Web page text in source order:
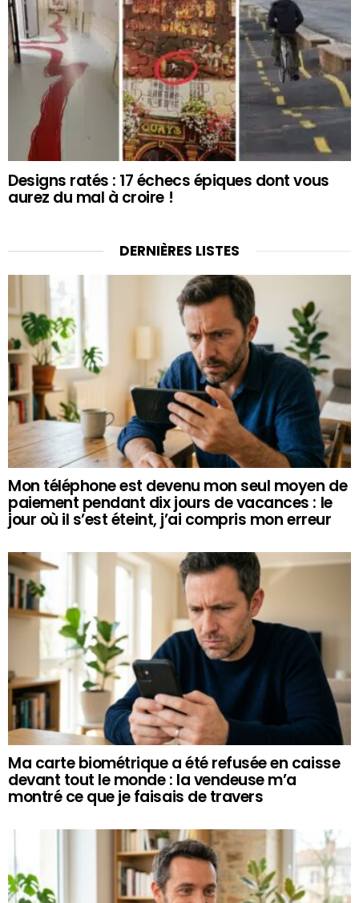
Designs ratés : 17 échecs épiques dont vous
aurez du mal à croire !
DERNIÈRES LISTES
Mon téléphone est devenu mon seul moyen de
paiement pendant dix jours de vacances : le
jour où il s’est éteint, j’ai compris mon erreur
Ma carte biométrique a été refusée en caisse
devant tout le monde : la vendeuse m’a
montré ce que je faisais de travers